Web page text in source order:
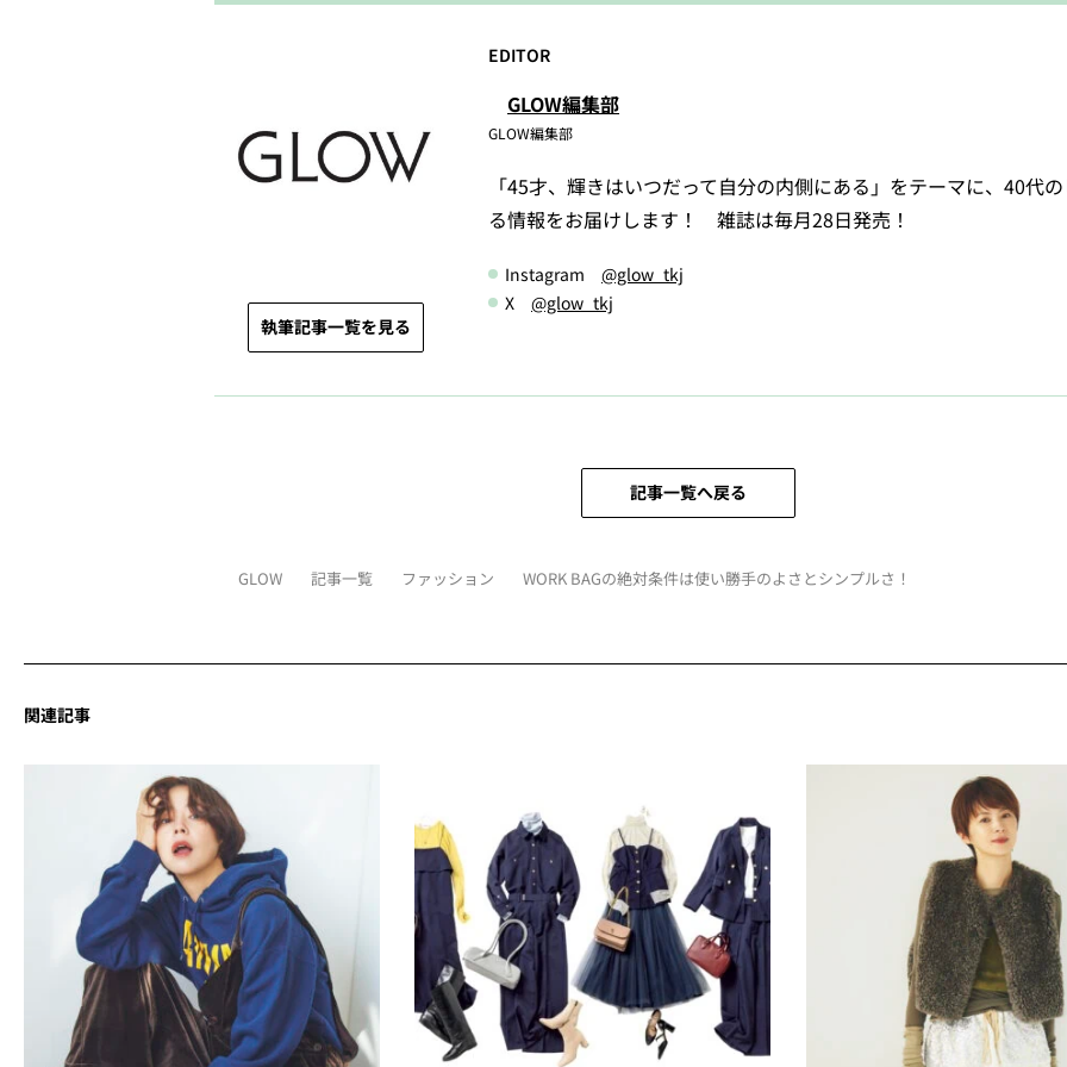
EDITOR
GLOW編集部
GLOW編集部
執筆記事一覧を見る
「45才、輝きはいつだって自分の内側にある」をテーマに、40代
る情報をお届けします！ 雑誌は毎月28日発売！
Instagram @glow_tkj
X @glow_tkj
記事一覧へ戻る
GLOW 記事一覧 ファッション WORK BAGの絶対条件は使い勝手のよさとシンプルさ！
関連記事